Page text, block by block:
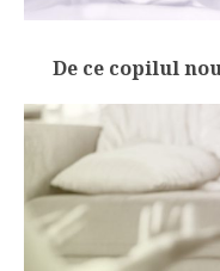
De ce copilul